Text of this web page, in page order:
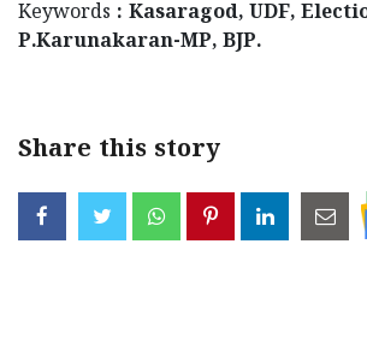
Keywords : Kasaragod, UDF,
P.Karunakaran-MP, BJP.
Share this story